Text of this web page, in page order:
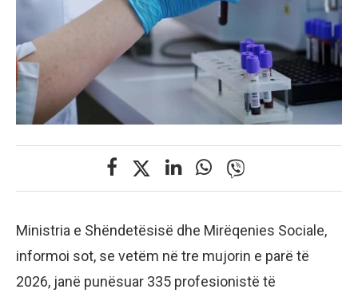
Ministria e Shëndetësisë dhe Mirëqenies Sociale,
informoi sot, se vetëm në tre mujorin e parë të
2026, janë punësuar 335 profesionistë të